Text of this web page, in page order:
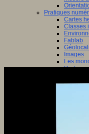
Pratiques
Cartes
Classes
Fablab
Images
Les